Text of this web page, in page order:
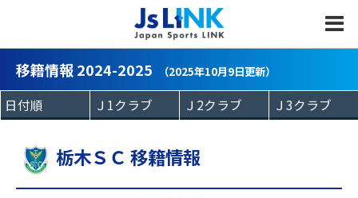
移籍情報 2024-2025 （2025年10月9日更新）
栃木ＳＣ 移籍情報